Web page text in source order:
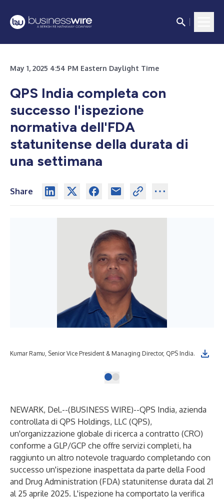
May 1, 2025 4:54 PM Eastern Daylight Time
QPS India completa con
successo l'ispezione
normativa dell'FDA
statunitense della durata di
una settimana
Share
Kumar Ramu, Senior Vice President & Managing Director, QPS India.
NEWARK, Del.--(BUSINESS WIRE)--QPS India, azienda
controllata di QPS Holdings, LLC (QPS),
un'organizzazione globale di ricerca a contratto (CRO)
conforme a GLP/GCP che offre servizi completi, ha
raggiunto un altro notevole traguardo completando con
successo un'ispezione inaspettata da parte della Food
and Drug Administration (FDA) statunitense durata dal 21
al 25 aprile 2025. L'ispezione ha comportato la verifica